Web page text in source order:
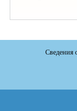
Сведения